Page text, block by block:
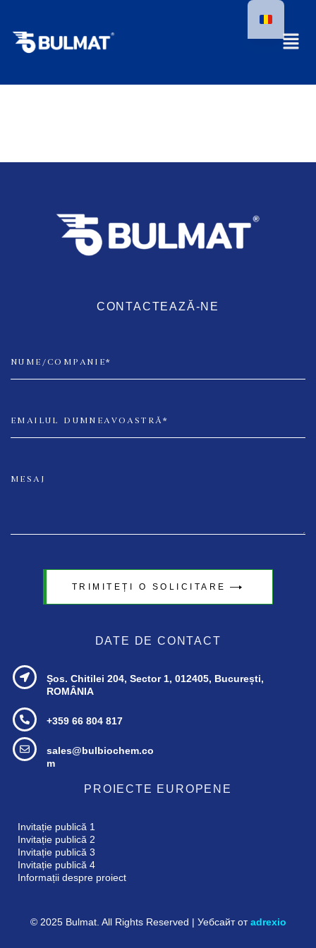
CONTACTEAZĂ-NE
TRIMITEȚI O SOLICITARE
DATE DE CONTACT
Șos. Chitilei 204, Sector 1, 012405, București,
ROMÂNIA
+359 66 804 817
sales@bulbiochem.co
m
PROIECTE EUROPENE
Invitație publică 1
Invitație publică 2
Invitație publică 3
Invitație publică 4
Informații despre proiect
© 2025 Bulmat. All Rights Reserved | Уебсайт отadrexio